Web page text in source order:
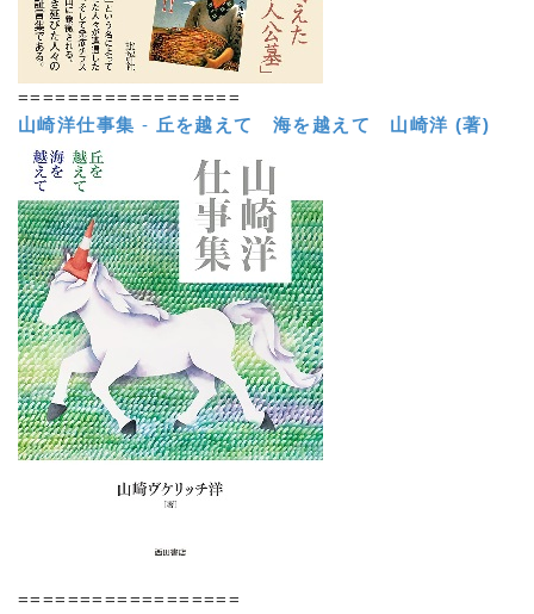
==================
山崎洋仕事集 - 丘を越えて 海を越えて 山崎洋 (著)
==================